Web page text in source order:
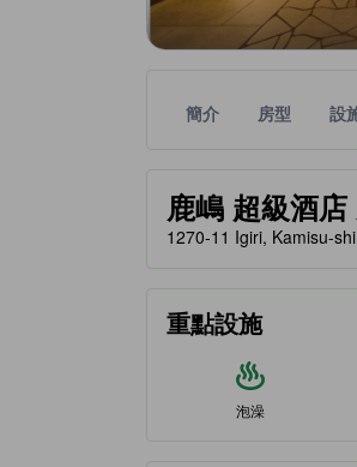
簡介 房型 設
鹿嶋 超級酒
tooltip
黃金星等由本站合作夥伴提
1270-11 Igiri, Kamisu-
重點設施
泡澡